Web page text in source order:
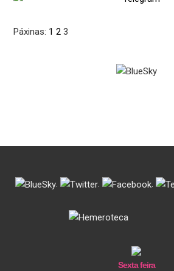
Páxinas: 1 2 3
. . .
Sexta feira